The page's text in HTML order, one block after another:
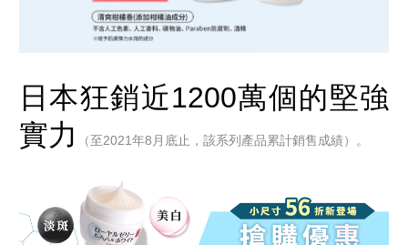
日本狂銷近1200萬個的堅強
實力
（至2021年8月底止，該系列產品累計銷售成績）。